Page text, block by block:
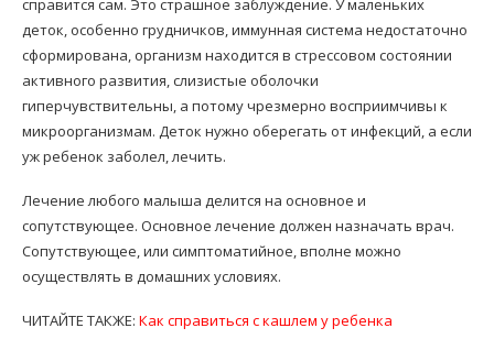
справится сам. Это страшное заблуждение. У маленьких
деток, особенно грудничков, иммунная система недостаточно
сформирована, организм находится в стрессовом состоянии
активного развития, слизистые оболочки
гиперчувствительны, а потому чрезмерно восприимчивы к
микроорганизмам. Деток нужно оберегать от инфекций, а если
уж ребенок заболел, лечить.
Лечение любого малыша делится на основное и
сопутствующее. Основное лечение должен назначать врач.
Сопутствующее, или симптоматийное, вполне можно
осуществлять в домашних условиях.
ЧИТАЙТЕ ТАКЖЕ: Как справиться с кашлем у ребенка